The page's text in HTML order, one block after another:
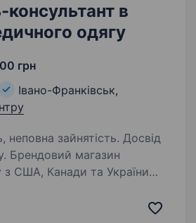
в
одягу
грн
Івано-Франківськ,
неповна зайнятість. Досвід
з США, Канади та України